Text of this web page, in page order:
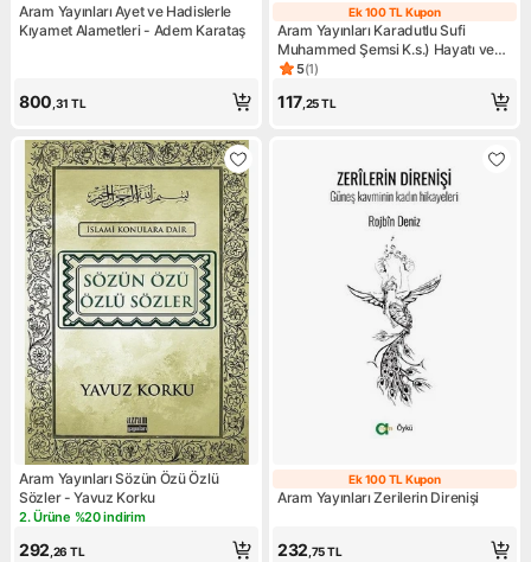
Aram Yayınları Ayet ve Hadislerle
Kıyamet Alametleri - Adem Karataş
800 ,31 TL
Ek 100 TL
Ek 100 TL Kupon
Aram Yayınları Karadutlu Sufi
Muhammed Şemsi K.s.) Hayatı ve
Hatıraları - Muhammed Fakirullah
Ürün puanı 5, 1 değerlendirme
5(1)
117,25TL
Aram Yayınları Sözün Özü Özlü
Sözler - Yavuz Korku
Kampanya: 2. Ürüne %20 indirim
2. Ürüne %20 indirim
292 ,26 TL
Ek 100 TL
Ek 100 TL Kupon
Aram Yayınları Zerilerin Direnişi
232 ,75TL